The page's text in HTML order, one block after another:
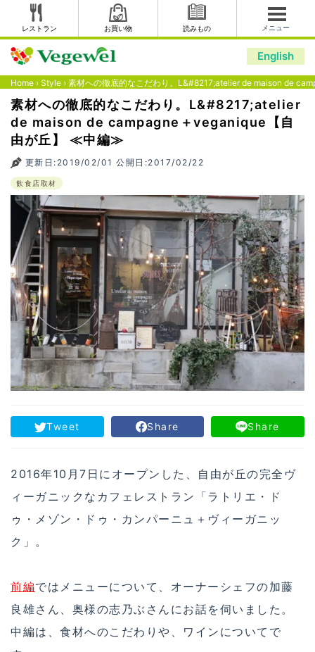
レストラン お買い物 読みもの メニュー
English
Home › Style › 素材への徹底的なこだわり。L&#8217;atelier de maison de
素材への徹底的なこだわり。L&#8217;atelier
de maison de campagne＋veganique【自
由が丘】 ≪中編≫
更新日:2019/02/01 公開日:2017/02/22
飲食店取材
Tweet Share Share
2016年10月7日にオープンした、自由が丘の完全ヴ
ィーガニックなカフェレストラン「ラトリエ・ド
ゥ・メゾン・ドゥ・カンパーニュ＋ヴィーガニッ
ク」。
前編ではメニューについて、オーナーシェフの加藤
良雄さん、奥様の志乃ぶさんにお話を伺いました。
中編は、食材へのこだわりや、ワインについてで